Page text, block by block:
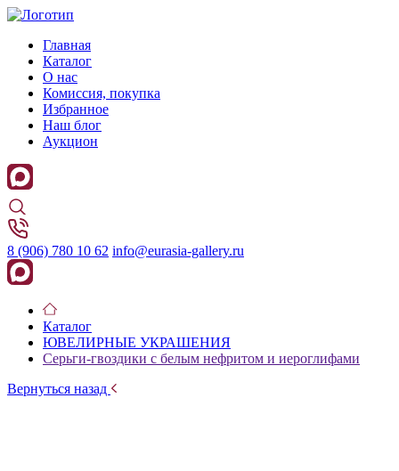
Главная
Каталог
О нас
Комиссия, покупка
Избранное
Наш блог
Аукцион
8 (906) 780 10 62 info@eurasia-gallery.ru
Каталог
ЮВЕЛИРНЫЕ УКРАШЕНИЯ
Серьги-гвоздики с белым нефритом и иероглифами
Вернуться назад